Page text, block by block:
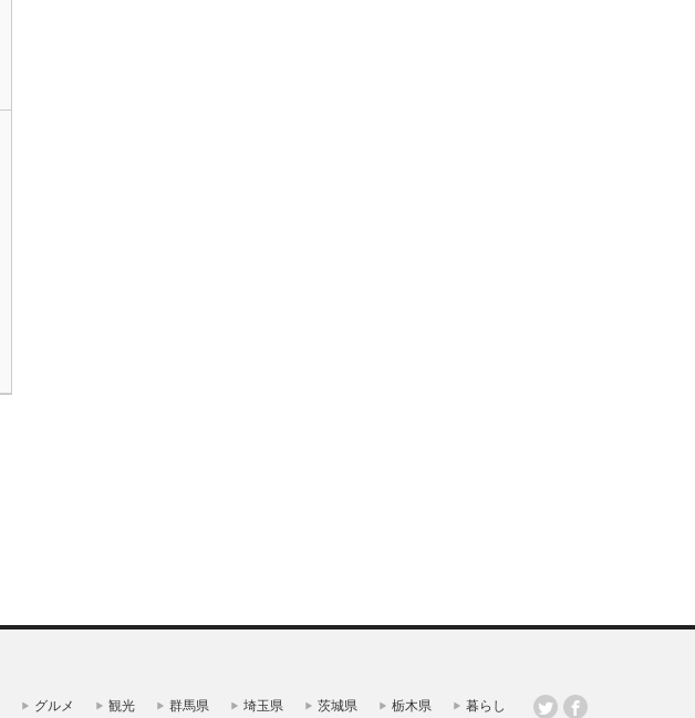
グルメ 観光 群馬県 埼玉県 茨城県 栃木県 暮らし